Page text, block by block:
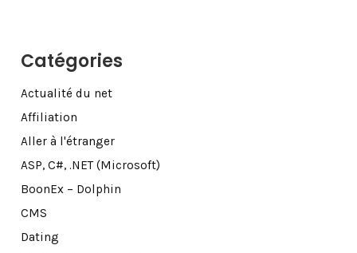
Catégories
Actualité du net
Affiliation
Aller à l'étranger
ASP, C#, .NET (Microsoft)
BoonEx – Dolphin
CMS
Dating